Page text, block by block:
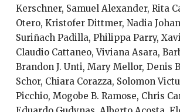
Kerschner, Samuel Alexander, Rita
Otero, Kristofer Dittmer, Nadia
Suriñach Padilla, Philippa Parry,
Claudio Cattaneo, Viviana Asara,
Brandon J. Unti, Mary Mellor, Denis
Schor, Chiara Corazza, Solomon
Picchio, Mogobe B. Ramose, Chris